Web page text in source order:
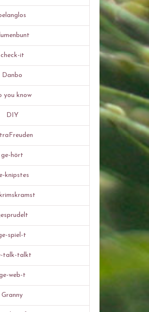
check-it
Danbo
you know
DIY
ge-hört
knipstes
spiel-t
talk-talkt
web-t
Granny